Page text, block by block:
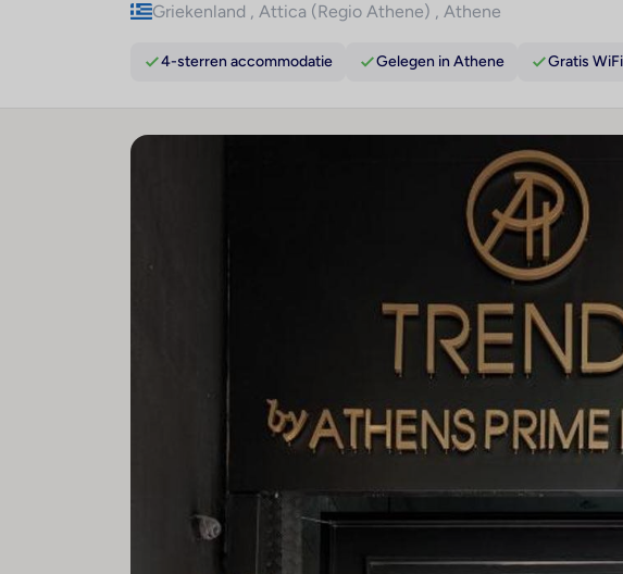
Griekenland , Attica (Regio Athene) , Athene
4-sterren accommodatie Gelegen in Athene Gratis WiFi